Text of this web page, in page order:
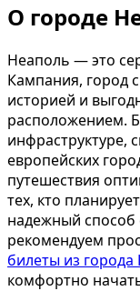
О городе
Неаполь — это
Кампания, город
историей и
расположением.
инфраструктуре,
европейских
путешествия
тех, кто
надежный способ
рекомендуем
билеты из
комфортно